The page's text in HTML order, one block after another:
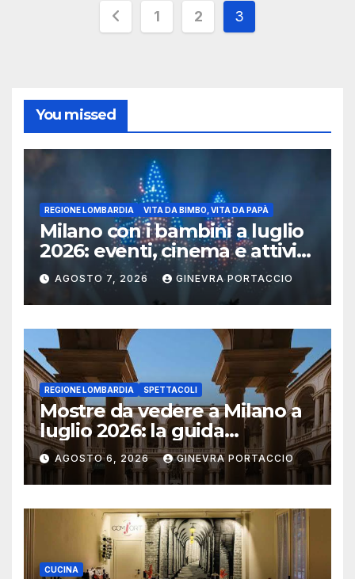
Paginazione
1 2 3
You missed
REGIONE LOMBARDIA VITA DA BIMBO, VITA DA PAPÀ
Milano con i bambini a luglio
2026: eventi, cinema e attività
per famiglie
AGOSTO 7, 2026 GINEVRA PORTACCIO
REGIONE LOMBARDIA SPETTACOLI
Mostre da vedere a Milano a
luglio 2026: la guida
aggiornata
AGOSTO 6, 2026 GINEVRA PORTACCIO
CUCINA